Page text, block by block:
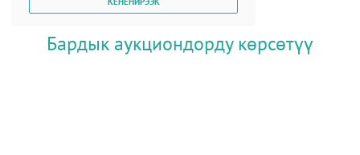
Бардык аукциондорду көрсөтүү